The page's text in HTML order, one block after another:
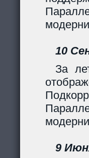
10
За
9